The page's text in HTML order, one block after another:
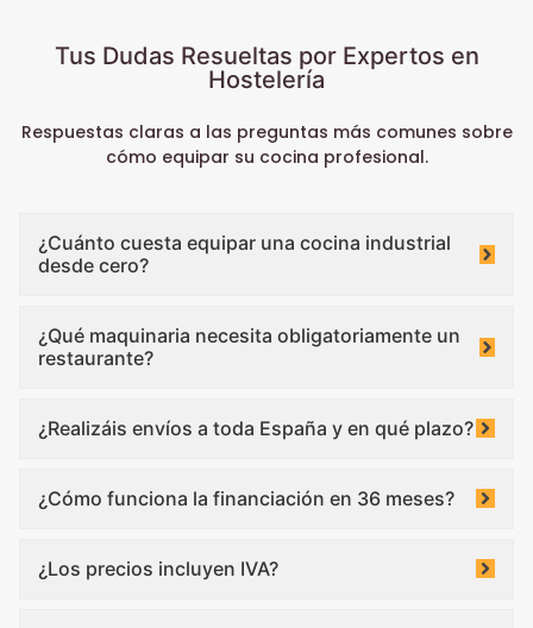
Tus Dudas Resueltas por Expertos en
Hostelería
Respuestas claras a las preguntas más comunes sobre
cómo equipar su cocina profesional.
¿Cuánto cuesta equipar una cocina industrial
desde cero?
¿Qué maquinaria necesita obligatoriamente un
restaurante?
¿Realizáis envíos a toda España y en qué plazo?
¿Cómo funciona la financiación en 36 meses?
¿Los precios incluyen IVA?